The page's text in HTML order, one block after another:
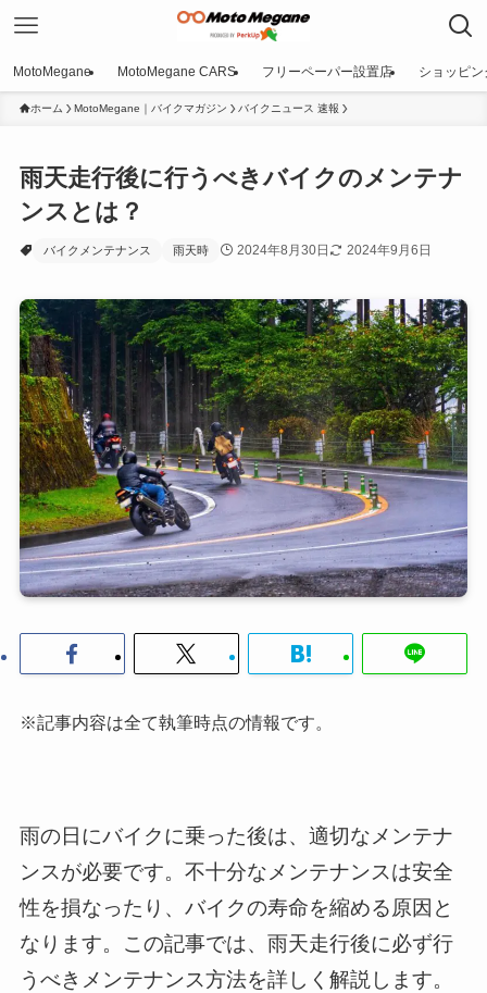
MotoMegane MotoMegane CARS フリーペーパー設置店 ショッピン
ホーム MotoMegane｜バイクマガジン バイクニュース 速報
雨天走行後に行うべきバイクのメンテナ
ンスとは？
バイクメンテナンス 雨天時 2024年8月30日 2024年9月6日
※記事内容は全て執筆時点の情報です。
雨の日にバイクに乗った後は、適切なメンテナ
ンスが必要です。不十分なメンテナンスは安全
性を損なったり、バイクの寿命を縮める原因と
なります。この記事では、雨天走行後に必ず行
うべきメンテナンス方法を詳しく解説します。